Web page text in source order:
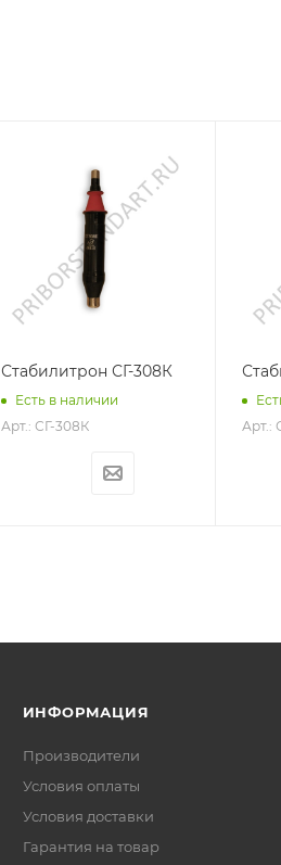
Стабилитрон СГ-308К
Есть в наличии
Арт.: СГ-308К
Арт.:
ИНФОРМАЦИЯ
Производители
Условия оплаты
Условия доставки
Гарантия на товар